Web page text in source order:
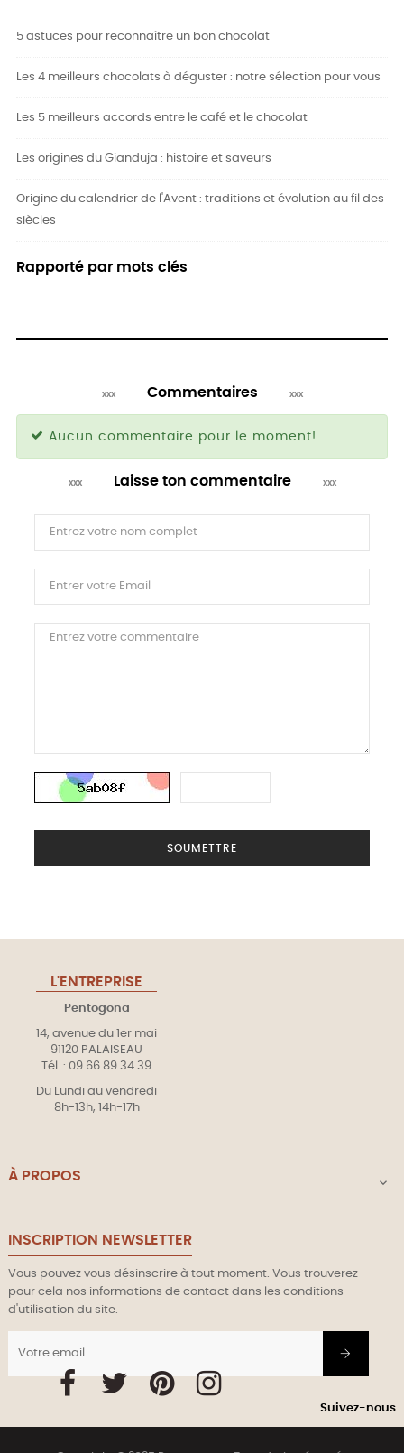
5 astuces pour reconnaître un bon chocolat
Les 4 meilleurs chocolats à déguster : notre sélection pour vous
Les 5 meilleurs accords entre le café et le chocolat
Les origines du Gianduja : histoire et saveurs
Origine du calendrier de l'Avent : traditions et évolution au fil des
siècles
Rapporté par mots clés
Commentaires
Aucun commentaire pour le moment!
Laisse ton commentaire
SOUMETTRE
L'ENTREPRISE
Pentogona
14, avenue du 1er mai
91120 PALAISEAU
Tél. : 09 66 89 34 39
Du Lundi au vendredi
8h-13h, 14h-17h
À PROPOS 
INSCRIPTION NEWSLETTER
Vous pouvez vous désinscrire à tout moment. Vous trouverez
pour cela nos informations de contact dans les conditions
d'utilisation du site.
Suivez-nous
FacebookTwitter Pinterest